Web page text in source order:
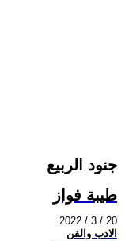
جنود الربيع
طيبة فواز
2022 / 3 / 20
الادب والفن